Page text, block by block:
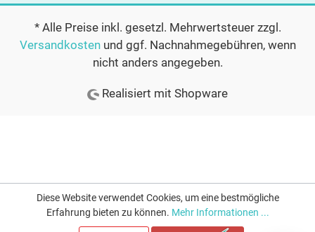
* Alle Preise inkl. gesetzl. Mehrwertsteuer zzgl.
Versandkostenund ggf. Nachnahmegebühren, wenn
nicht anders angegeben.
Realisiert mit Shopware
Diese Website verwendet Cookies, um eine bestmögliche
Erfahrung bieten zu können. Mehr Informationen ...